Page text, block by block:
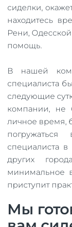
сиделки,
находитесь
Рени, Одесской
помощь.
В нашей
специалиста
следующие
компании, не
личное время,
специалиста
других
минимальное
приступит
Мы